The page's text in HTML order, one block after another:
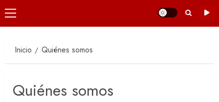
Menú
principal
Inicio Quiénes somos
Quiénes somos